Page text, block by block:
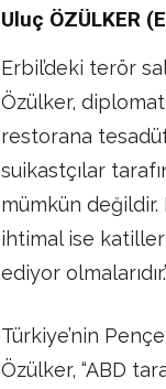
Uluç ÖZÜLKER
Erbil’deki terör
Özülker,
restorana
suikastçılar
mümkün değildir.
ihtimal ise
ediyor
Türkiye’nin
Özülker, “ABD